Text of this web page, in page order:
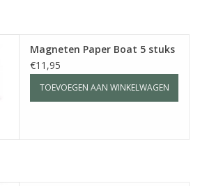
Magneten Paper Boat 5 stuks
€11,95
TOEVOEGEN AAN WINKELWAGEN